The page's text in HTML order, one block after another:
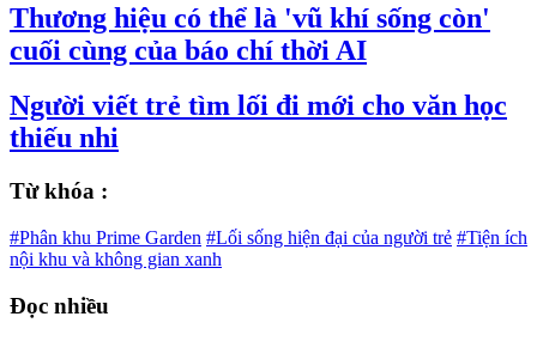
Thương hiệu có thể là 'vũ khí sống còn'
cuối cùng của báo chí thời AI
Người viết trẻ tìm lối đi mới cho văn học
thiếu nhi
Từ khóa :
#Phân khu Prime Garden #Lối sống hiện đại của người trẻ #Tiện ích
nội khu và không gian xanh
Đọc nhiều